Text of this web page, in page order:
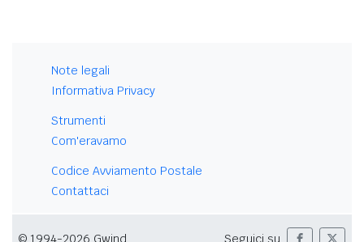
Note legali
Informativa Privacy
Strumenti
Com'eravamo
Codice Avviamento Postale
Contattaci
© 1994-2026 Gwind Seguici su